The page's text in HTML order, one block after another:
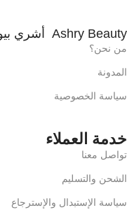
Ashry Beauty أشري بيوتي
من نحن؟
المدونة
سياسة الخصوصية
خدمة العملاء
تواصل معنا
الشحن والتسليم
سياسة الإستبدال والإسترجاع